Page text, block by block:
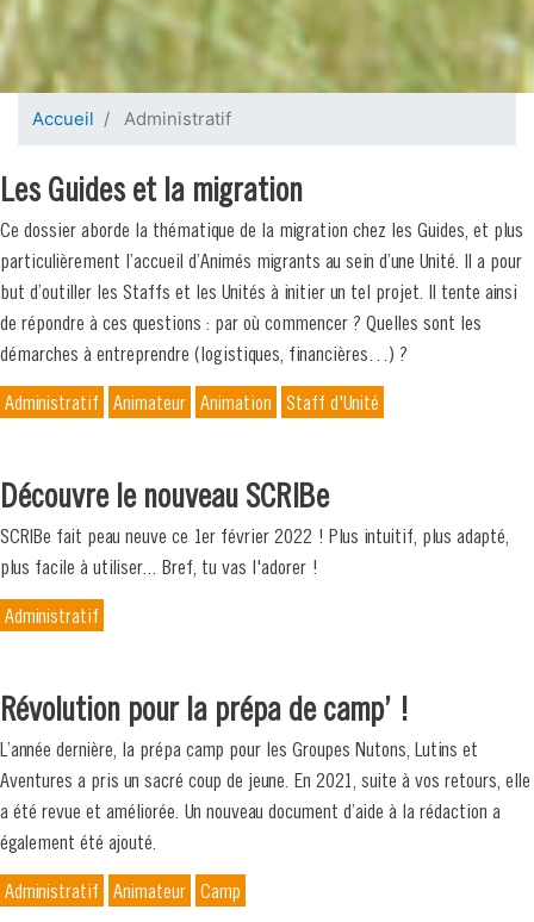
Accueil Administratif
Les Guides et la migration
Ce dossier aborde la thématique de la migration chez les Guides, et plus
particulièrement l’accueil d’Animés migrants au sein d’une Unité. Il a pour
but d’outiller les Staffs et les Unités à initier un tel projet. Il tente ainsi
de répondre à ces questions : par où commencer ? Quelles sont les
démarches à entreprendre (logistiques, financières…) ?
Administratif Animateur Animation Staff d'Unité
Découvre le nouveau SCRIBe
SCRIBe fait peau neuve ce 1er février 2022 ! Plus intuitif, plus adapté,
plus facile à utiliser... Bref, tu vas l'adorer !
Administratif
Révolution pour la prépa de camp’ !
L’année dernière, la prépa camp pour les Groupes Nutons, Lutins et
Aventures a pris un sacré coup de jeune. En 2021, suite à vos retours, elle
a été revue et améliorée. Un nouveau document d’aide à la rédaction a
également été ajouté.
Administratif Animateur Camp